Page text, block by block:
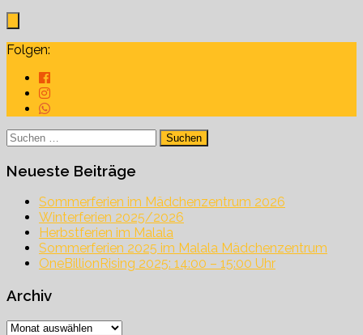
Folgen:
Suchen
nach:
Neueste Beiträge
Sommerferien im Mädchenzentrum 2026
Winterferien 2025/2026
Herbstferien im Malala
Sommerferien 2025 im Malala Mädchenzentrum
OneBillionRising 2025: 14:00 – 15:00 Uhr
Archiv
Archiv